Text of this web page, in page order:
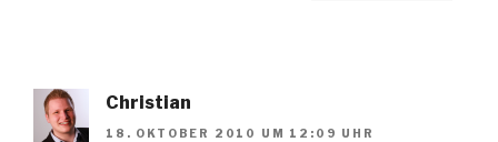
Christian
18. OKTOBER 2010 UM 12:09 UHR